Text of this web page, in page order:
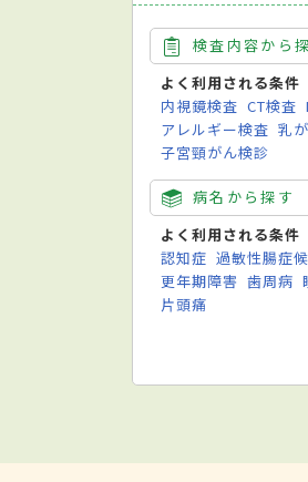
検査内容から
よく利用される条件
内視鏡検査 CT検査
アレルギー検査 乳
子宮頸がん検診
病名から探す
よく利用される条件
認知症 過敏性腸症候
更年期障害 歯周病
片頭痛